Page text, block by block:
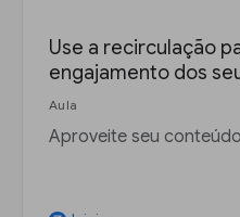
Use a recirculação
engajamento dos
Aula
Aproveite seu